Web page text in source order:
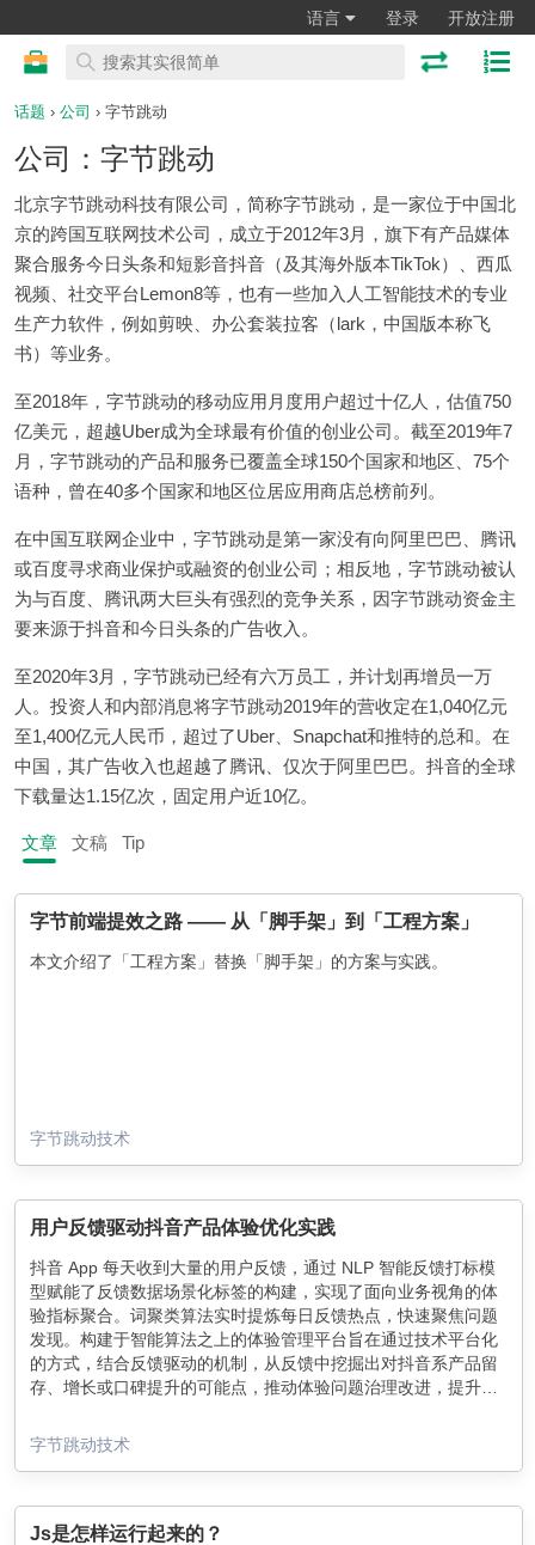
语言 登录 开放注册
话题 › 公司 › 字节跳动
公司：字节跳动
北京字节跳动科技有限公司，简称字节跳动，是一家位于中国北
京的跨国互联网技术公司，成立于2012年3月，旗下有产品媒体
聚合服务今日头条和短影音抖音（及其海外版本TikTok）、西瓜
视频、社交平台Lemon8等，也有一些加入人工智能技术的专业
生产力软件，例如剪映、办公套装拉客（lark，中国版本称飞
书）等业务。
至2018年，字节跳动的移动应用月度用户超过十亿人，估值750
亿美元，超越Uber成为全球最有价值的创业公司。截至2019年7
月，字节跳动的产品和服务已覆盖全球150个国家和地区、75个
语种，曾在40多个国家和地区位居应用商店总榜前列。
在中国互联网企业中，字节跳动是第一家没有向阿里巴巴、腾讯
或百度寻求商业保护或融资的创业公司；相反地，字节跳动被认
为与百度、腾讯两大巨头有强烈的竞争关系，因字节跳动资金主
要来源于抖音和今日头条的广告收入。
至2020年3月，字节跳动已经有六万员工，并计划再增员一万
人。投资人和内部消息将字节跳动2019年的营收定在1,040亿元
至1,400亿元人民币，超过了Uber、Snapchat和推特的总和。在
中国，其广告收入也超越了腾讯、仅次于阿里巴巴。抖音的全球
下载量达1.15亿次，固定用户近10亿。
文章 文稿 Tip
字节前端提效之路 —— 从「脚手架」到「工程方案」
本文介绍了「工程方案」替换「脚手架」的方案与实践。
字节跳动技术
用户反馈驱动抖音产品体验优化实践
抖音 App 每天收到大量的用户反馈，通过 NLP 智能反馈打标模
型赋能了反馈数据场景化标签的构建，实现了面向业务视角的体
验指标聚合。词聚类算法实时提炼每日反馈热点，快速聚焦问题
发现。构建于智能算法之上的体验管理平台旨在通过技术平台化
的方式，结合反馈驱动的机制，从反馈中挖掘出对抖音系产品留
存、增长或口碑提升的可能点，推动体验问题治理改进，提升产
字节跳动技术
Js是怎样运行起来的？